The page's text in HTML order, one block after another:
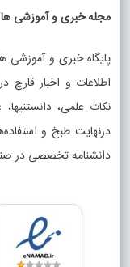
مجله خبری و آموزشی
پایگاه خبری و آموزشی
اطلاعات و اخبار قارچ
نکات علمی، دانستنیها،
درنهایت طبخ و
دانشنامه تخصصی در